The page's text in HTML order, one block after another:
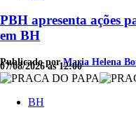
PBH apresenta ações
em BH
Publicado porMaria Helena
07/08/2026 às 12:00
BH